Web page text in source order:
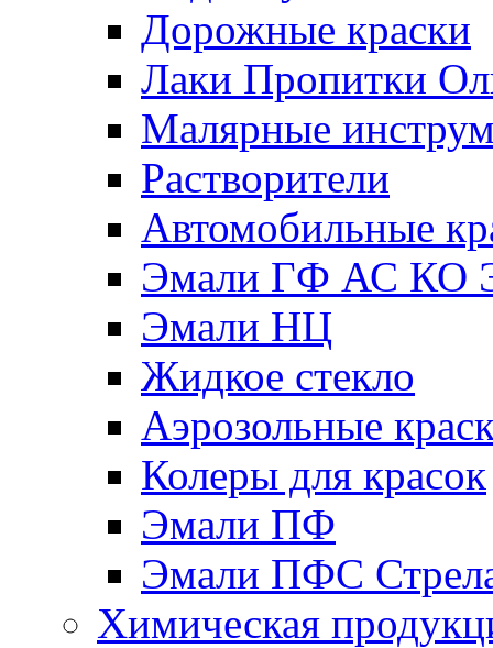
Дорожные краски
Лаки Пропитки
Малярные
Растворители
Автомобильные
Эмали ГФ АС КО
Эмали НЦ
Жидкое стекло
Аэрозольные
Колеры для красок
Эмали ПФ
Эмали ПФС
Химическая